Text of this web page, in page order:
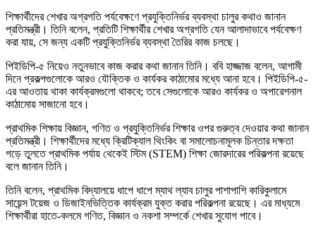
শিক্ষার্থীদের শেখার অগ্রগতি পর্যবেক্ষণে প্রযুক্তিনির্ভর ব্যবস্থা চালুর কথাও জানান
প্রতিমন্ত্রী। তিনি বলেন, প্রতিটি শিক্ষার্থীর শেখার অগ্রগতি যেন আলাদাভাবে পর্যবেক্ষণ
করা যায়, সে জন্য একটি প্রযুক্তিনির্ভর ব্যবস্থা তৈরির কাজ চলছে।
পিইডিপি-৫ নিয়েও নতুনভাবে কাজ করার কথা জানান তিনি। ববি হাজ্জাজ বলেন, আগামী
দিনে প্রকল্পগুলোকে আরও যৌক্তিক ও কার্যকর কাঠামোর মধ্যে আনা হবে। পিইডিপি-৫-
এর আওতায় থাকা কার্যক্রমগুলো থাকবে; তবে সেগুলোকে আরও কার্যকর ও অপারেশনাল
কাঠামোয় সাজানো হবে।
প্রাথমিক শিক্ষায় বিজ্ঞান, গণিত ও প্রযুক্তিনির্ভর শিক্ষার ওপর গুরুত্ব দেওয়ার কথা জানান
প্রতিমন্ত্রী। শিক্ষার্থীদের মধ্যে ক্রিটিক্যাল থিংকিং বা সমালোচনামূলক চিন্তার দক্ষতা
গড়ে তুলতে প্রাথমিক পর্যায় থেকেই স্টিম (STEM) শিক্ষা জোরদারের পরিকল্পনা রয়েছে
বলে জানান তিনি।
তিনি বলেন, প্রাথমিক বিদ্যালয়ে ধাপে ধাপে ম্যাথ ল্যাব চালুর পাশাপাশি কারিকুলামে
সায়েন্স টয়েজ ও ডিজাইনভিত্তিক কার্যক্রম যুক্ত করার পরিকল্পনা রয়েছে। এর মাধ্যমে
শিক্ষার্থীরা হাতে-কলমে গণিত, বিজ্ঞান ও নকশা সম্পর্কে শেখার সুযোগ পাবে।